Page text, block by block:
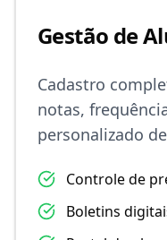
Gestão de
Cadastro
notas,
personalizado
Controle de
Boletins